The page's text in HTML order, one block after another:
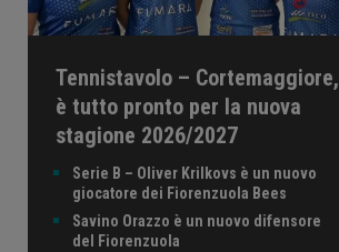
Tennistavolo – Cortemaggiore,
è tutto pronto per la nuova
stagione 2026/2027
Serie B – Oliver Krilkovs è un nuovo
giocatore dei Fiorenzuola Bees
Savino Orazzo è un nuovo difensore
del Fiorenzuola